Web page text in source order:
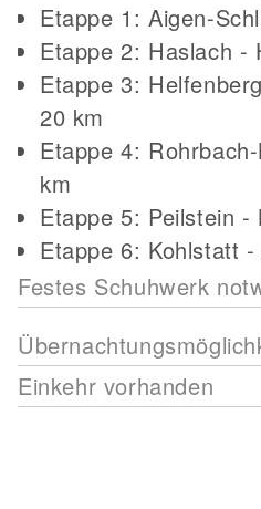
Etappe 1: Aigen-
Etappe 2: Haslach -
Etappe 3:
20 km
Etappe 4:
km
Etappe 5: Peilstein -
Etappe 6: Kohlstatt
Festes Schuhwerk
Einkehr vorhanden